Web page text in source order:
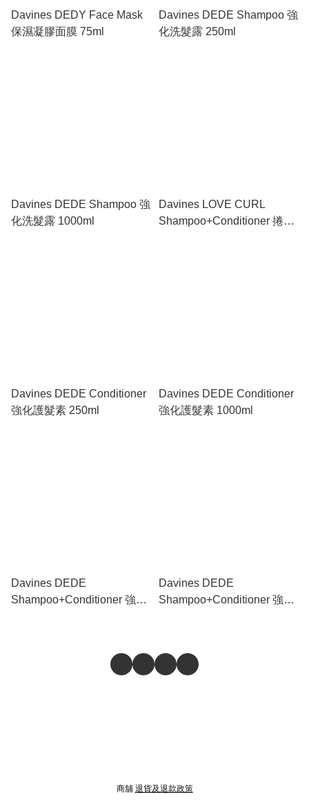
Davines DEDY Face Mask
保濕凝膠面膜 75ml
Davines DEDE Shampoo 強
化洗髮露 250ml
Davines DEDE Shampoo 強
化洗髮露 1000ml
Davines LOVE CURL
Shampoo+Conditioner 捲髮
Davines DEDE Conditioner
強化護髮素 250ml
Davines DEDE Conditioner
強化護髮素 1000ml
Davines DEDE
Shampoo+Conditioner 強化
Davines DEDE
Shampoo+Conditioner 強化
商舖 退貨及退款政策